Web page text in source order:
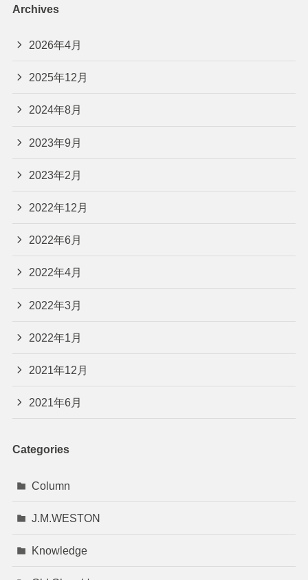
Archives
2026年4月
2025年12月
2024年8月
2023年9月
2023年2月
2022年12月
2022年6月
2022年4月
2022年3月
2022年1月
2021年12月
2021年6月
Categories
Column
J.M.WESTON
Knowledge